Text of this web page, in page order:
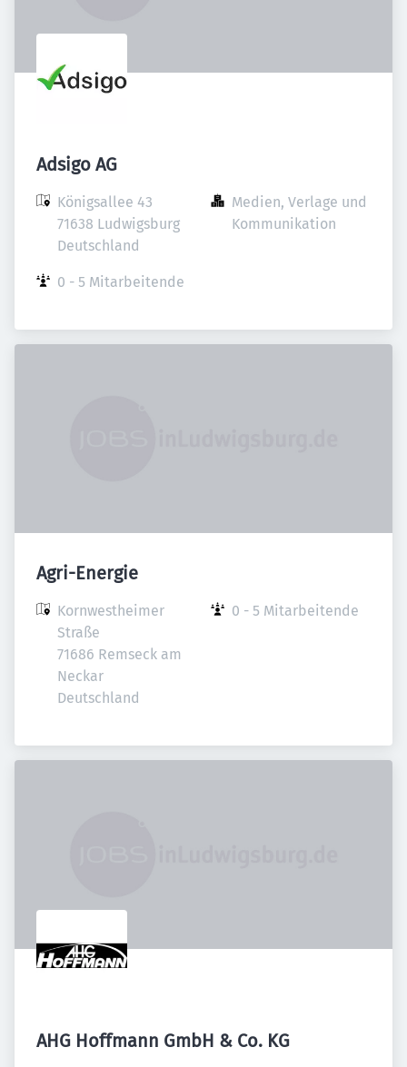
Adsigo AG
Königsallee 43
71638 Ludwigsburg
Deutschland
Medien, Verlage und
Kommunikation
0 - 5 Mitarbeitende
Agri-Energie
Kornwestheimer
Straße
71686 Remseck am
Neckar
Deutschland
0 - 5 Mitarbeitende
AHG Hoffmann GmbH & Co. KG